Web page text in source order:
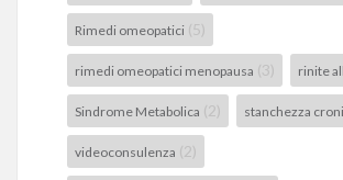
Rimedi omeopatici (5)
rimedi omeopatici menopausa (3) rinite
Sindrome Metabolica (2) stanchezza
videoconsulenza (2)